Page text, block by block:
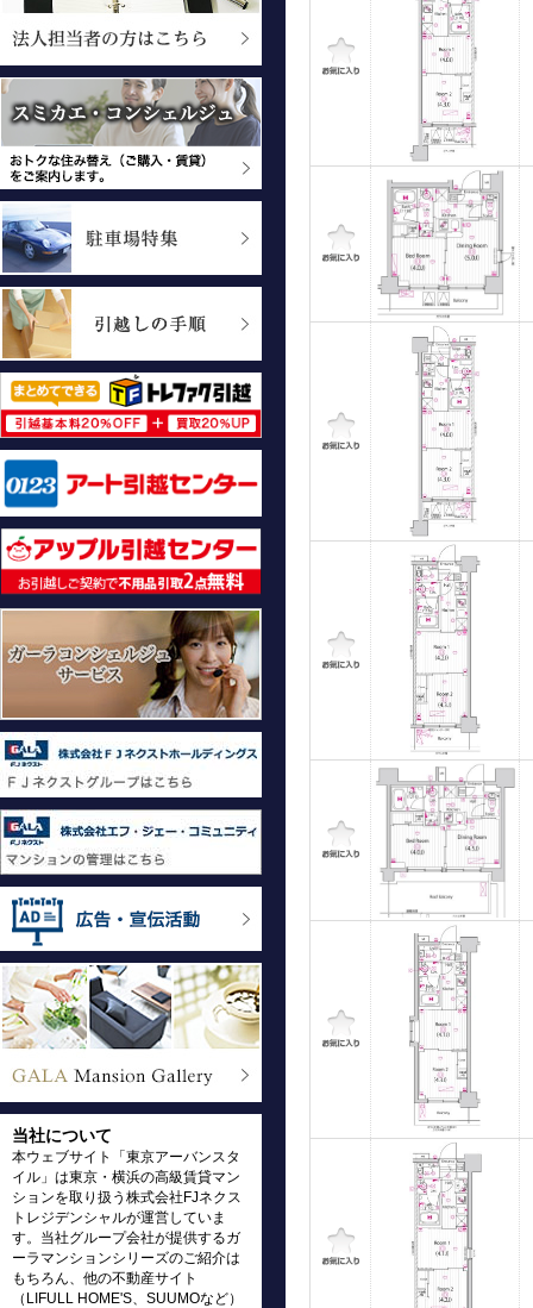
当社について
本ウェブサイト「東京アーバンスタ
イル」は東京・横浜の高級賃貸マン
ションを取り扱う株式会社FJネクス
トレジデンシャルが運営していま
す。当社グループ会社が提供するガ
ーラマンションシリーズのご紹介は
もちろん、他の不動産サイト
（LIFULL HOME'S、SUUMOなど）